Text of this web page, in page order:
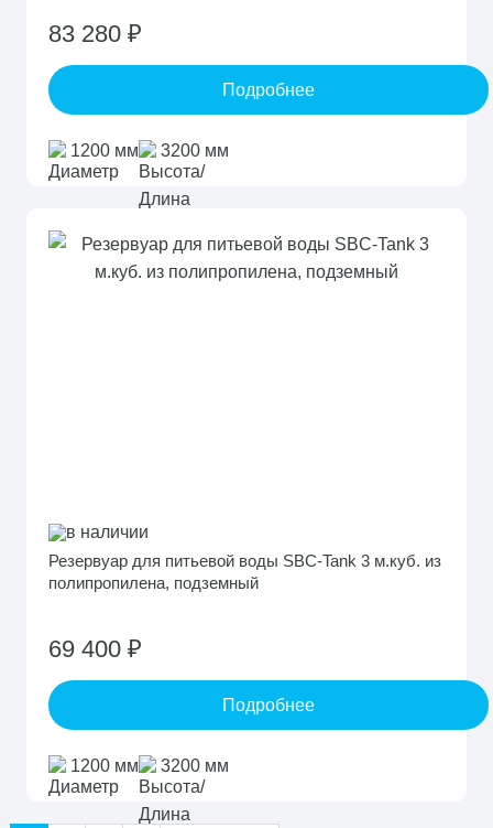
83 280 ₽
Подробнее
1200 мм 3200 мм
в наличии
Резервуар для питьевой воды SBC-Tank 3 м.куб. из
полипропилена, подземный
69 400 ₽
Подробнее
1200 мм 3200 мм